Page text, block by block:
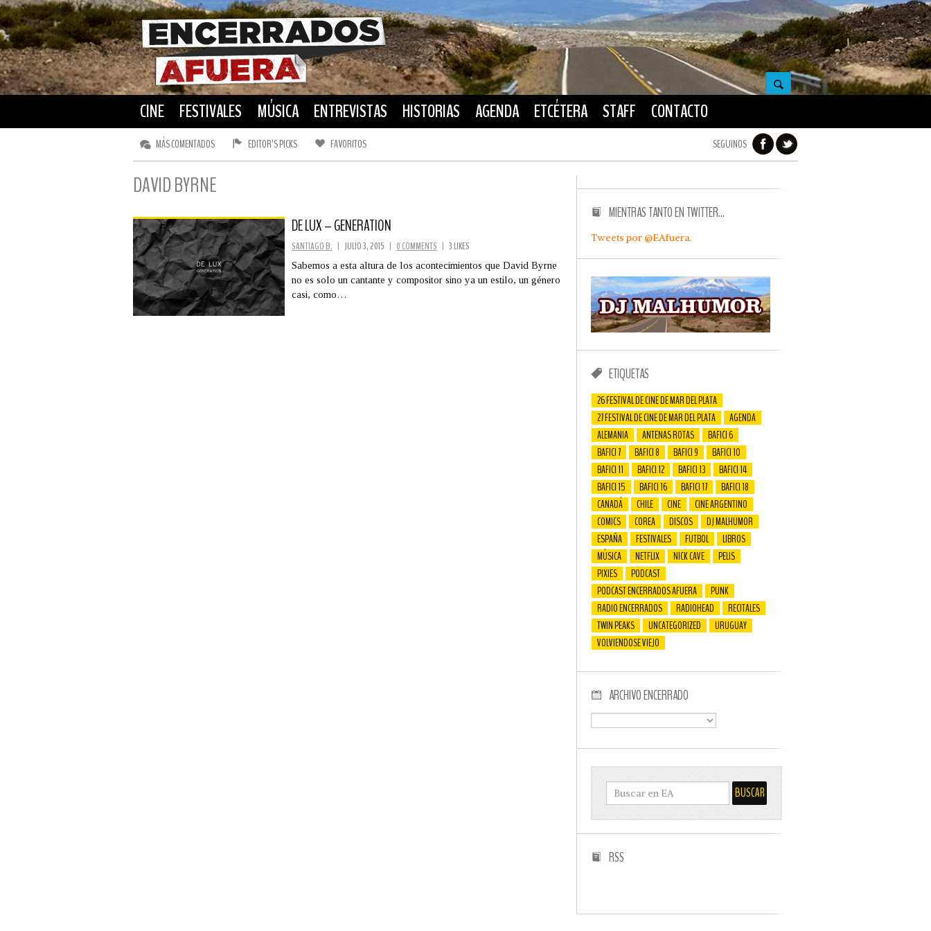
CINE FESTIVALES MÚSICA ENTREVISTAS HISTORIAS AGENDA ETCÉTERA STAFF CONTACTO
SEGUINOS
MÁS COMENTADOS EDITOR’S PICKS FAVORITOS
DAVID BYRNE
DE LUX – GENERATION
SANTIAGO B. | JULIO 3, 2015 | 0 COMMENTS | 3 LIKES
Sabemos a esta altura de los acontecimientos que David Byrne
no es solo un cantante y compositor sino ya un estilo, un género
casi, como…
MIENTRAS TANTO EN TWITTER…
Tweets por @EAfuera.
ETIQUETAS
26 FESTIVAL DE CINE DE MAR DEL PLATA
27 FESTIVAL DE CINE DE MAR DEL PLATA
AGENDA
ALEMANIA
ANTENAS ROTAS
BAFICI 6
BAFICI 7
BAFICI 8 BAFICI 9
BAFICI 10
BAFICI 11
BAFICI 12 BAFICI 13
BAFICI 14
BAFICI 15
BAFICI 16 BAFICI 17
BAFICI 18
CANADÁ
CHILE CINE
CINE ARGENTINO
COMICS
COREA DISCOS
DJ MALHUMOR
ESPAÑA
FESTIVALES FUTBOL
LIBROS
MÚSICA
NETFLIX NICK CAVE
PELIS
PIXIES
PODCAST
PODCAST ENCERRADOS AFUERA
PUNK
RADIO ENCERRADOS
RADIOHEAD
RECITALES
TWIN PEAKS
UNCATEGORIZED
URUGUAY
VOLVIENDOSE VIEJO
ARCHIVO ENCERRADO
RSS